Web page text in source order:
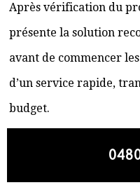
Après vérification du
présente la solution
avant de commencer
d’un service rapide,
budget.